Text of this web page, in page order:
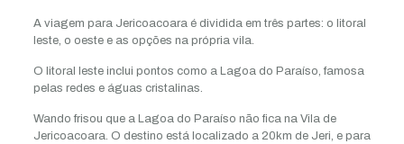
A viagem para Jericoacoara é dividida em três partes: o litoral
leste, o oeste e as opções na própria vila.
O litoral leste inclui pontos como a Lagoa do Paraíso, famosa
pelas redes e águas cristalinas.
Wando frisou que a Lagoa do Paraíso não fica na Vila de
Jericoacoara. O destino está localizado a 20km de Jeri, e para